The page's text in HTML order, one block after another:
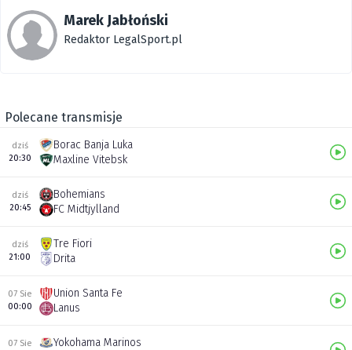
Marek Jabłoński
Redaktor LegalSport.pl
Polecane transmisje
dziś
20:30
Borac Banja Luka
Maxline Vitebsk
dziś
20:45
Bohemians
FC Midtjylland
dziś
21:00
Tre Fiori
Drita
07 Sie
00:00
Union Santa Fe
Lanus
07 Sie
Yokohama Marinos